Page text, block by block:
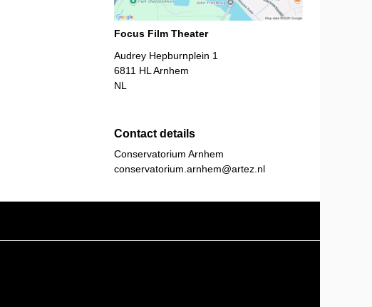
Focus Film Theater
Audrey Hepburnplein 1
6811 HL Arnhem
NL
Contact details
Conservatorium Arnhem
conservatorium.arnhem@artez.nl